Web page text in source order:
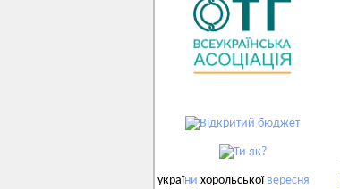
україни хорольської вересня